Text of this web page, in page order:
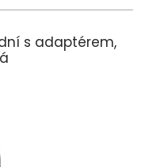
s adaptérem,